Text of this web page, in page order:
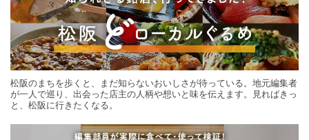
松阪のまちを歩くと、まだ知らないおいしさが待っている。地元編集者
が一人で巡り、出会った店主の人柄や想いと味を伝えます。見ればきっ
と、松阪に行きたくなる。